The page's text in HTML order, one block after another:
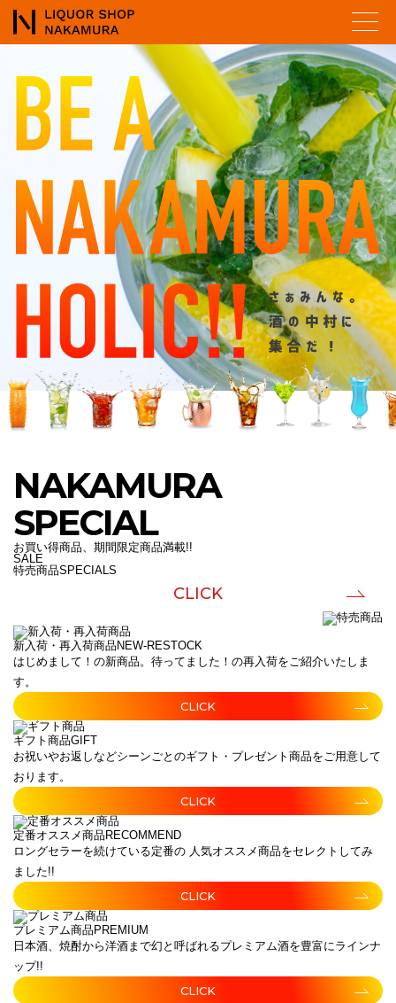
NAKAMURA
SPECIAL
お買い得商品、期間限定商品満載!!
SALE
特売商品SPECIALS
CLICK
新入荷・再入荷商品 NEW-RESTOCK
はじめまして！の新商品。待ってました！の再入荷をご紹介いたしま
す。
CLICK
ギフト商品GIFT
お祝いやお返しなどシーンごとのギフト・プレゼント商品をご用意して
おります。
CLICK
定番オススメ商品 RECOMMEND
ロングセラーを続けている定番の 人気オススメ商品をセレクトしてみ
ました!!
CLICK
プレミアム商品 PREMIUM
日本酒、焼酎から洋酒まで幻と呼ばれるプレミアム酒を豊富にラインナ
ップ!!
CLICK